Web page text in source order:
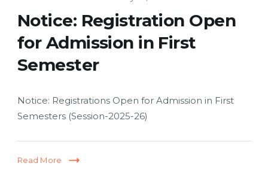
Notice: Registration Open
for Admission in First
Semester
Notice: Registrations Open for Admission in First
Semesters (Session-2025-26)
Read More